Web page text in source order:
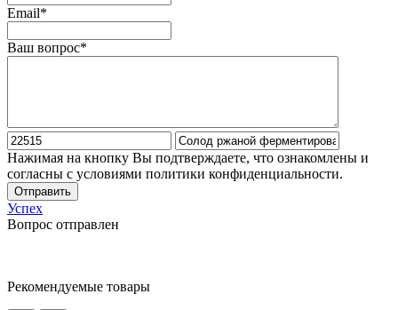
Email*
Ваш вопрос*
Нажимая на кнопку Вы подтверждаете, что ознакомлены и
согласны с условиями политики конфиденциальности.
Отправить
Успех
Вопрос отправлен
Рекомендуемые товары